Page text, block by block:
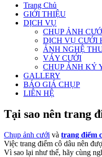
Trang Chủ
GIỚI THIỆU
DỊCH VỤ
CHỤP ẢNH
DỊCH VỤ CƯỚI
ẢNH NGHỆ
VÁY CƯỚI
CHỤP ẢNH KỶ
GALLERY
BÁO GIÁ CHỤP
LIÊN HỆ
Tại sao nên trang
Chụp ảnh cưới và trang điểm
Việc trang điểm cô dâu nên
Vì sao lại như thế, hãy cùng